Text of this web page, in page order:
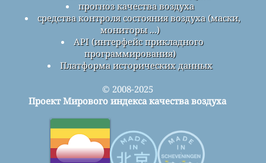
прогноз качества воздуха
средства контроля состояния воздуха (маски,
мониторы ...)
API (интерфейс прикладного
программирования)
Платформа исторических данных
© 2008-2025
Проект Мирового индекса качества воздуха